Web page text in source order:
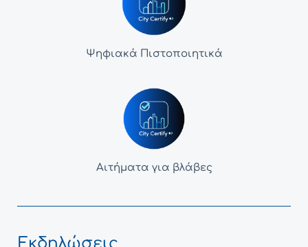
Ψηφιακά Πιστοποιητικά
Αιτήματα για βλάβες
Εκδηλώσεις